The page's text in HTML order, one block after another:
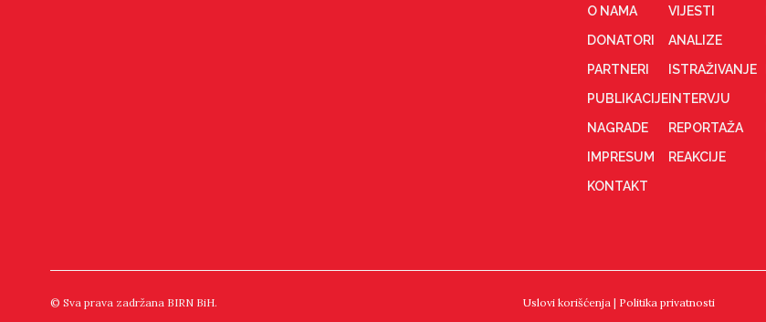
O NAMA
DONATORI
PARTNERI
PUBLIKACIJE
NAGRADE
IMPRESUM
KONTAKT
VIJESTI
ANALIZE
ISTRAŽIVANJE
INTERVJU
REPORTAŽA
REAKCIJE
© Sva prava zadržana BIRN BiH. Uslovi korišćenja | Politika privatnosti